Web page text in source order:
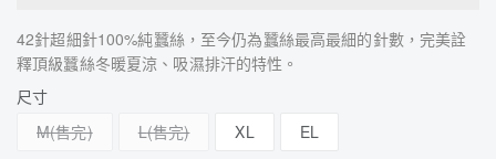
42針超細針100%純蠶絲，至今仍為蠶絲最高最細的針數，完美詮
釋頂級蠶絲冬暖夏涼、吸濕排汗的特性。
尺寸
M
L XL EL